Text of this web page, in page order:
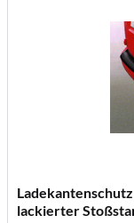
lackierter